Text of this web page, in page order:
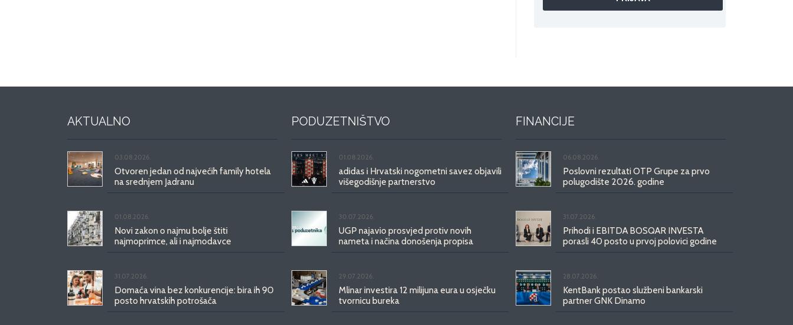
AKTUALNO
03.08.2026.
Otvoren jedan od najvećih family hotela
na srednjem Jadranu
01.08.2026.
Novi zakon o najmu bolje štiti
najmoprimce, ali i najmodavce
31.07.2026.
Domaća vina bez konkurencije: bira ih 90
posto hrvatskih potrošača
PODUZETNIŠTVO
01.08.2026.
adidas i Hrvatski nogometni savez objavili
višegodišnje partnerstvo
30.07.2026.
UGP najavio prosvjed protiv novih
nameta i načina donošenja propisa
29.07.2026.
Mlinar investira 12 milijuna eura u osječku
tvornicu bureka
FINANCIJE
06.08.2026.
Poslovni rezultati OTP Grupe za prvo
polugodište 2026. godine
31.07.2026.
Prihodi i EBITDA BOSQAR INVESTA
porasli 40 posto u prvoj polovici godine
28.07.2026.
KentBank postao službeni bankarski
partner GNK Dinamo